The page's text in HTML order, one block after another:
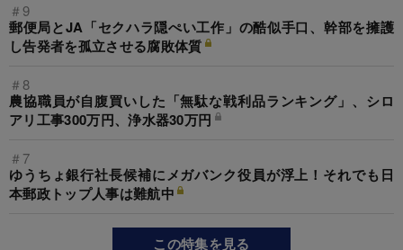
＃9
郵便局とJA「セクハラ隠ぺい工作」の酷似手口、幹部を擁護
し告発者を孤立させる腐敗体質
＃8
農協職員が自腹買いした「無駄な戦利品ランキング」、シロ
アリ工事300万円、浄水器30万円
＃7
ゆうちょ銀行社長候補にメガバンク役員が浮上！それでも日
本郵政トップ人事は難航中
この特集を見る